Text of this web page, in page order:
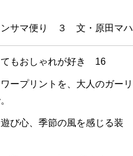
サマ便り ３ 文・原田マハ
てもおしゃれが好き 16
ープリントを、大人のガーリ
び心、季節の風を感じる装